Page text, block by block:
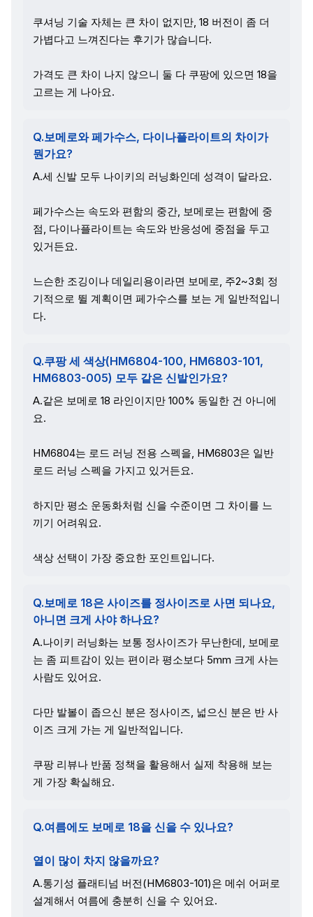
쿠셔닝 기술 자체는 큰 차이 없지만, 18 버전이 좀 더
가볍다고 느껴진다는 후기가 많습니다.
가격도 큰 차이 나지 않으니 둘 다 쿠팡에 있으면 18을
고르는 게 나아요.
Q.보메로와 페가수스, 다이나플라이트의 차이가
뭔가요?
A.세 신발 모두 나이키의 러닝화인데 성격이 달라요.
페가수스는 속도와 편함의 중간, 보메로는 편함에 중
점, 다이나플라이트는 속도와 반응성에 중점을 두고
있거든요.
느슨한 조깅이나 데일리용이라면 보메로, 주2~3회 정
기적으로 뛸 계획이면 페가수스를 보는 게 일반적입니
다.
Q.쿠팡 세 색상(HM6804-100, HM6803-101,
HM6803-005) 모두 같은 신발인가요?
A.같은 보메로 18 라인이지만 100% 동일한 건 아니에
요.
HM6804는 로드 러닝 전용 스펙을, HM6803은 일반
로드 러닝 스펙을 가지고 있거든요.
하지만 평소 운동화처럼 신을 수준이면 그 차이를 느
끼기 어려워요.
색상 선택이 가장 중요한 포인트입니다.
Q.보메로 18은 사이즈를 정사이즈로 사면 되나요,
아니면 크게 사야 하나요?
A.나이키 러닝화는 보통 정사이즈가 무난한데, 보메로
는 좀 피트감이 있는 편이라 평소보다 5mm 크게 사는
사람도 있어요.
다만 발볼이 좁으신 분은 정사이즈, 넓으신 분은 반 사
이즈 크게 가는 게 일반적입니다.
쿠팡 리뷰나 반품 정책을 활용해서 실제 착용해 보는
게 가장 확실해요.
Q.여름에도 보메로 18을 신을 수 있나요?
열이 많이 차지 않을까요?
A.통기성 플래티넘 버전(HM6803-101)은 메쉬 어퍼로
설계해서 여름에 충분히 신을 수 있어요.